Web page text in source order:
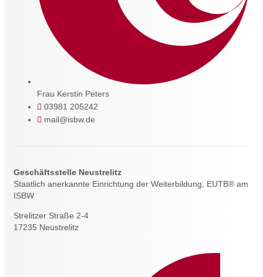
Frau Kerstin Peters
03981 205242
mail@isbw.de
Geschäftsstelle Neustrelitz
Staatlich anerkannte Einrichtung der Weiterbildung; EUTB® am
ISBW
Strelitzer Straße 2-4
17235 Neustrelitz